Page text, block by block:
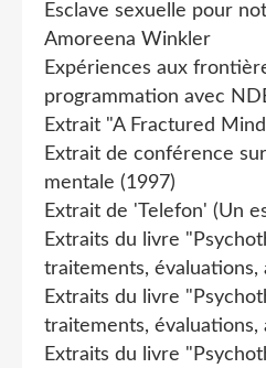
Esclave sexuelle pour
Amoreena Winkler
Expériences aux
programmation avec
Extrait "A Fractured
Extrait de conférence
mentale (1997)
Extrait de 'Telefon' (Un
Extraits du livre
traitements, évaluations,
Extraits du livre
traitements, évaluations,
Extraits du livre